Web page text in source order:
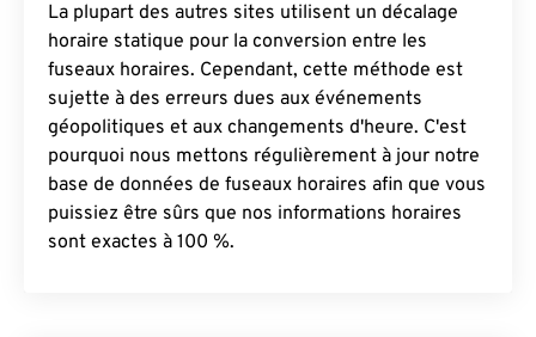
La plupart des autres sites utilisent un décalage
horaire statique pour la conversion entre les
fuseaux horaires. Cependant, cette méthode est
sujette à des erreurs dues aux événements
géopolitiques et aux changements d'heure. C'est
pourquoi nous mettons régulièrement à jour notre
base de données de fuseaux horaires afin que vous
puissiez être sûrs que nos informations horaires
sont exactes à 100 %.